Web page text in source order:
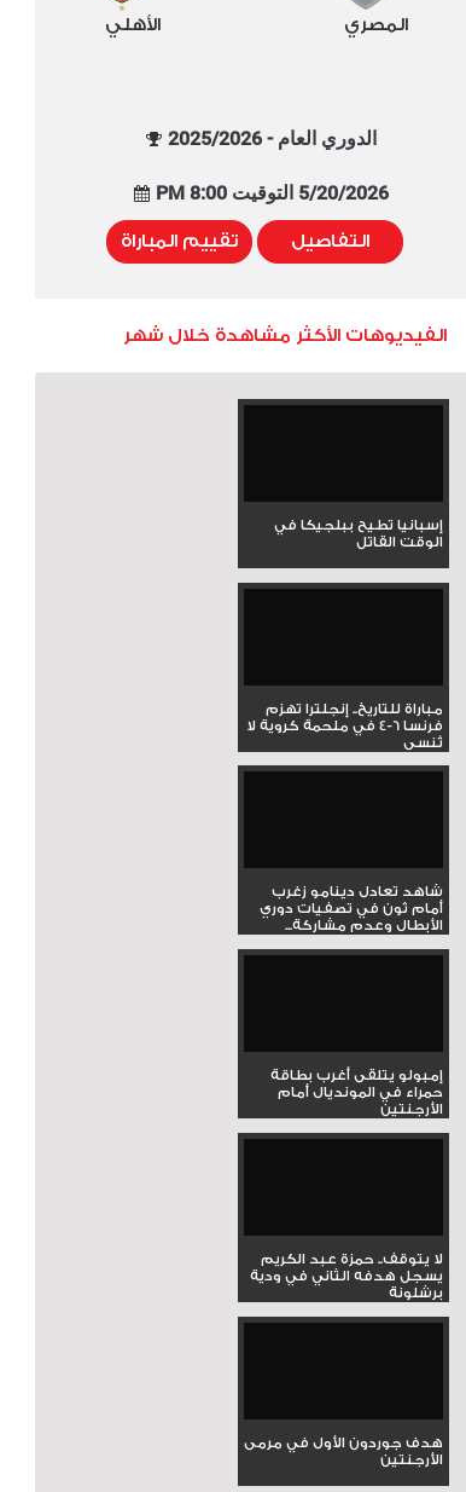
المصري الأهلي
الدوري العام - 2025/2026
5/20/2026 التوقيت 8:00 PM
التفاصيل تقييم المباراة
الفيديوهات الأكثر مشاهدة خلال شهر
إسبانيا تطيح ببلجيكا في
الوقت القاتل
مباراة للتاريخ.. إنجلترا تهزم
فرنسا 6-4 في ملحمة كروية لا
تُنسى
شاهد تعادل دينامو زغرب
أمام ثون في تصفيات دوري
الأبطال وعدم مشاركة...
إمبولو يتلقى أغرب بطاقة
حمراء في المونديال أمام
الأرجنتين
لا يتوقف.. حمزة عبد الكريم
يسجل هدفه الثاني في ودية
برشلونة
هدف جوردون الأول في مرمى
الأرجنتين